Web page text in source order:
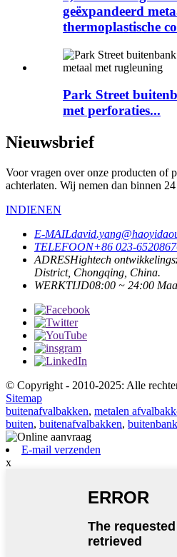
geëxpandeerd
thermoplastische
Park Street
met perforaties...
Nieuwsbrief
Voor vragen over onze producten of
achterlaten. Wij nemen dan binnen
INDIENEN
E-MAIL
TELEFOON+86 023-
ADRESHightech
District, Chongqing, China.
WERKTIJD08:00 ~ 24:00
© Copyright - 2010-2025: Alle
Sitemap
buitenafvalbakken, metalen
buiten, buitenafvalbakken, buitenbank
E-mail verzenden
x